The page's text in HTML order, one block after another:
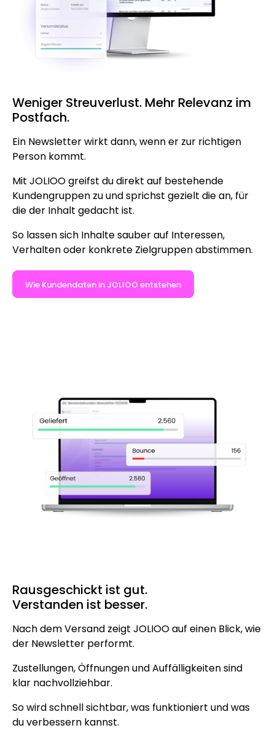
Weniger Streuverlust. Mehr Relevanz im
Postfach.
Ein Newsletter wirkt dann, wenn er zur richtigen
Person kommt.
Mit JOLIOO greifst du direkt auf bestehende
Kundengruppen zu und sprichst gezielt die an, für
die der Inhalt gedacht ist.
So lassen sich Inhalte sauber auf Interessen,
Verhalten oder konkrete Zielgruppen abstimmen.
Wie Kundendaten in JOLIOO entstehen
Rausgeschickt ist gut.
Verstanden ist besser.
Nach dem Versand zeigt JOLIOO auf einen Blick, wie
der Newsletter performt.
Zustellungen, Öffnungen und Auffälligkeiten sind
klar nachvollziehbar.
So wird schnell sichtbar, was funktioniert und was
du verbessern kannst.